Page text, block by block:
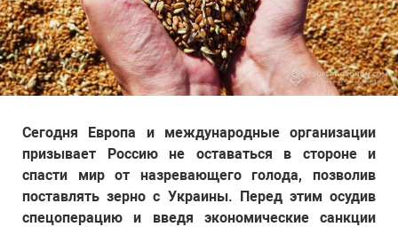
Сегодня Европа и международные организации
призывает Россию не оставаться в стороне и
спасти мир от назревающего голода, позволив
поставлять зерно с Украины. Перед этим осудив
спецоперацию и введя экономические санкции